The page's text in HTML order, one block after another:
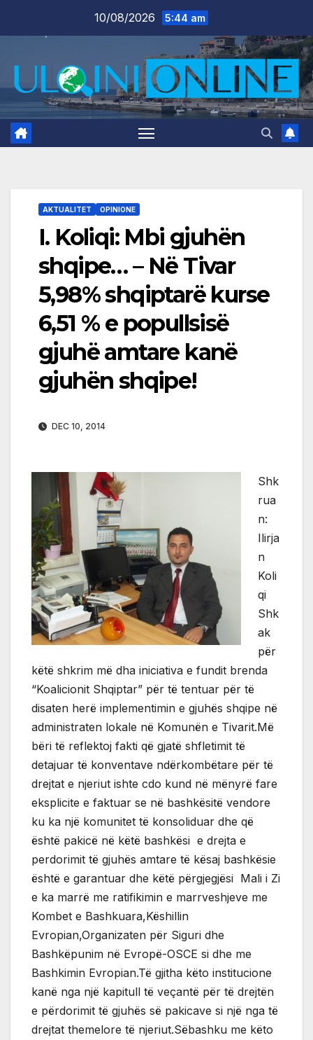
10/08/2026 5:44 am
AKTUALITET OPINIONE
I. Koliqi: Mbi gjuhën
shqipe… – Në Tivar
5,98% shqiptarë kurse
6,51 % e popullsisë
gjuhë amtare kanë
gjuhën shqipe!
DEC 10, 2014
Shk
rua
n:
Ilirja
n
Koli
qi
Shk
ak
për
këtë shkrim më dha iniciativa e fundit brenda
“Koalicionit Shqiptar” për të tentuar për të
disaten herë implementimin e gjuhës shqipe në
administraten lokale në Komunën e Tivarit.Më
bëri të reflektoj fakti që gjatë shfletimit të
detajuar të konventave ndërkombëtare për të
drejtat e njeriut ishte cdo kund në mënyrë fare
eksplicite e faktuar se në bashkësitë vendore
ku ka një komunitet të konsoliduar dhe që
është pakicë në këtë bashkësi e drejta e
perdorimit të gjuhës amtare të kësaj bashkësie
është e garantuar dhe këtë përgjegjësi Mali i Zi
e ka marrë me ratifikimin e marrveshjeve me
Kombet e Bashkuara,Këshillin
Evropian,Organizaten për Siguri dhe
Bashkëpunim në Evropë-OSCE si dhe me
Bashkimin Evropian.Të gjitha këto institucione
kanë nga një kapitull të veçantë për të drejtën
e përdorimit të gjuhës së pakicave si një nga të
drejtat themelore të njeriut.Sëbashku me këto